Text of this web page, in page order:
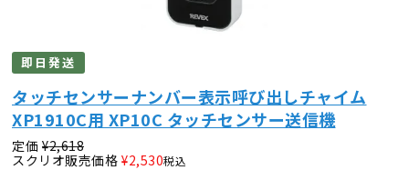
即日発送
タッチセンサーナンバー表示呼び出しチャイム
XP1910C用 XP10C タッチセンサー送信機
定価 ¥2,618
スクリオ販売価格 ¥2,530税込